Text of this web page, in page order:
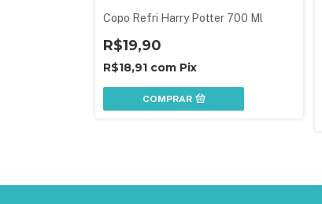
Copo Refri Harry Potter 700 Ml
R$19,90
R$18,91 com Pix
COMPRAR